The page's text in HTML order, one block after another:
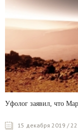
Уфолог заявил, что
15 декабря 2019 /